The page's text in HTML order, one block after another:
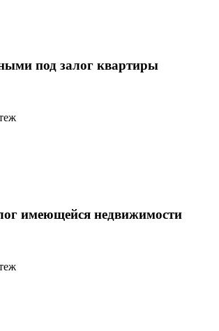
под залог квартиры
имеющейся недвижимости